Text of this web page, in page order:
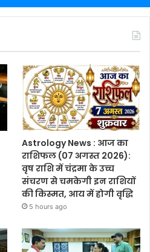
Astrology News : आज का
राशिफल (07 अगस्त 2026):
वृष राशि में चंद्रमा के उच्च
संचरण से चमकेगी इन राशियों
की किस्मत, आय में होगी वृद्धि
5 hours ago